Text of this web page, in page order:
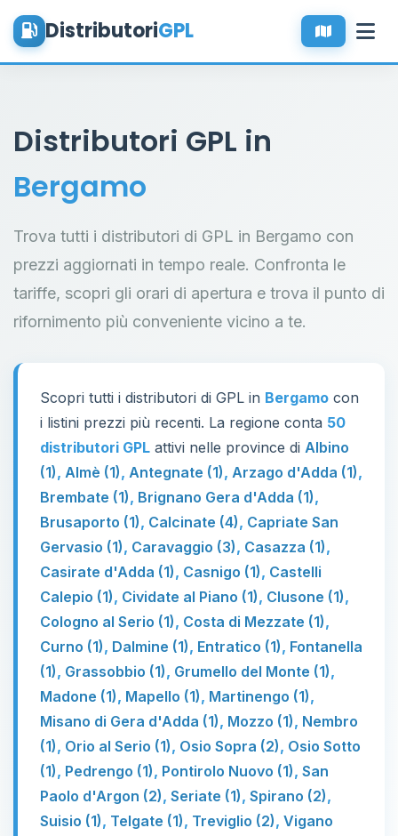
DistributoriGPL
Distributori GPL in
Bergamo
Trova tutti i distributori di GPL in Bergamo con
prezzi aggiornati in tempo reale. Confronta le
tariffe, scopri gli orari di apertura e trova il punto di
rifornimento più conveniente vicino a te.
Scopri tutti i distributori di GPL in Bergamo con
i listini prezzi più recenti. La regione conta 50
distributori GPL attivi nelle province di Albino
(1), Almè (1), Antegnate (1), Arzago d'Adda (1),
Brembate (1), Brignano Gera d'Adda (1),
Brusaporto (1), Calcinate (4), Capriate San
Gervasio (1), Caravaggio (3), Casazza (1),
Casirate d'Adda (1), Casnigo (1), Castelli
Calepio (1), Cividate al Piano (1), Clusone (1),
Cologno al Serio (1), Costa di Mezzate (1),
Curno (1), Dalmine (1), Entratico (1), Fontanella
(1), Grassobbio (1), Grumello del Monte (1),
Madone (1), Mapello (1), Martinengo (1),
Misano di Gera d'Adda (1), Mozzo (1), Nembro
(1), Orio al Serio (1), Osio Sopra (2), Osio Sotto
(1), Pedrengo (1), Pontirolo Nuovo (1), San
Paolo d'Argon (2), Seriate (1), Spirano (2),
Suisio (1), Telgate (1), Treviglio (2), Vigano